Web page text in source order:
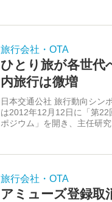
旅行会社・OTA
ひとり旅が各世代
内旅行は微増
日本交通公社 旅行動向シ
は2012年12月12日に「第22
ポジウム」を開き、主任研
旅行会社・OTA
アミューズ登録取